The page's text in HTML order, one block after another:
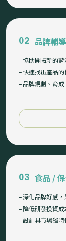
02 品牌輔導
– 協助開拓新的藍
– 快速找出產品的
– 品牌規劃、育
03 食品 /
– 深化品牌好感
– 降低研發投資
– 設計具市場獨